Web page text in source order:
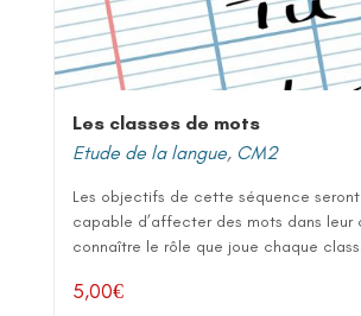
Les classes de mots
Etude de la langue, CM2
Les objectifs de cette séquence
capable d’affecter des mots dans leur
connaître le rôle que joue chaque
5,00€